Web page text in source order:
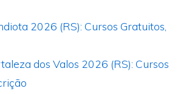
2026 (RS): Cursos Gratuitos,
dos Valos 2026 (RS): Cursos